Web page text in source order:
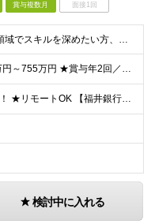
賞与複数月 面接1回
【インフラ・基盤領域でスキルを深めたい方、大歓迎！】 ◆学歴不問 ◆以下いずれかの経験がある方（年数不問） ・OA基盤の構築・運用・保守 ・ネットワーク設計・構築・運用 ・セキュリティ設計・運用・監
★想定年収：448万円～755万円 ★賞与年2回／前年度実績：4ヶ月分 月給28万～47万2000円＋賞与年2回＋各種手当 ※経験・能力を考慮の上、決定いたします。 ※残業手当は残業時間に応じて別
★マイカー通勤OK！ ★リモートOK 【福井銀行 本店ビル】 福井県福井市順化1-1-1 福井駅前通りの大名町交差点目の前に「人や時間を紡ぐ」事をコンセプトに新たに本店ビルを構えております。 ※
検討中に入れる